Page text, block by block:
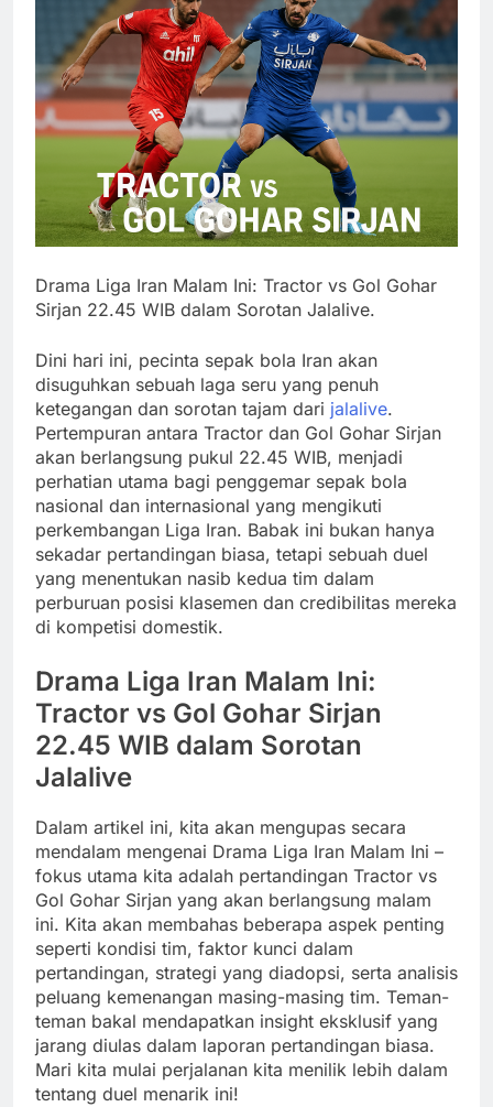
Drama Liga Iran Malam Ini: Tractor vs Gol Gohar
Sirjan 22.45 WIB dalam Sorotan Jalalive.
Dini hari ini, pecinta sepak bola Iran akan
disuguhkan sebuah laga seru yang penuh
ketegangan dan sorotan tajam dari jalalive.
Pertempuran antara Tractor dan Gol Gohar Sirjan
akan berlangsung pukul 22.45 WIB, menjadi
perhatian utama bagi penggemar sepak bola
nasional dan internasional yang mengikuti
perkembangan Liga Iran. Babak ini bukan hanya
sekadar pertandingan biasa, tetapi sebuah duel
yang menentukan nasib kedua tim dalam
perburuan posisi klasemen dan credibilitas mereka
di kompetisi domestik.
Drama Liga Iran Malam Ini:
Tractor vs Gol Gohar Sirjan
22.45 WIB dalam Sorotan
Jalalive
Dalam artikel ini, kita akan mengupas secara
mendalam mengenai Drama Liga Iran Malam Ini –
fokus utama kita adalah pertandingan Tractor vs
Gol Gohar Sirjan yang akan berlangsung malam
ini. Kita akan membahas beberapa aspek penting
seperti kondisi tim, faktor kunci dalam
pertandingan, strategi yang diadopsi, serta analisis
peluang kemenangan masing-masing tim. Teman-
teman bakal mendapatkan insight eksklusif yang
jarang diulas dalam laporan pertandingan biasa.
Mari kita mulai perjalanan kita menilik lebih dalam
tentang duel menarik ini!